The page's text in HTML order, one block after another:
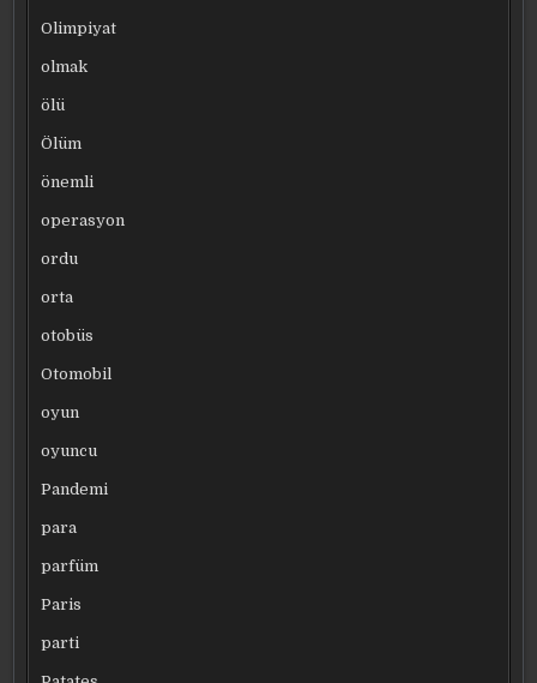
Olimpiyat
olmak
ölü
Ölüm
önemli
operasyon
ordu
orta
otobüs
Otomobil
oyun
oyuncu
Pandemi
para
parfüm
Paris
parti